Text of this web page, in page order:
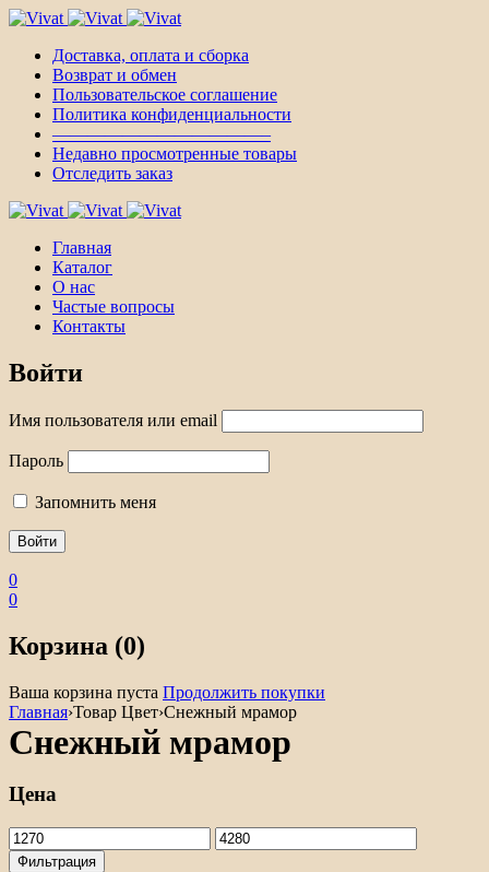
Доставка, оплата и сборка
Возврат и обмен
Пользовательское соглашение
Политика конфиденциальности
————————————–
Недавно просмотренные товары
Отследить заказ
Главная
Каталог
О нас
Частые вопросы
Контакты
Войти
Имя пользователя или email
Пароль
Запомнить меня
0
0
Корзина (0)
Ваша корзина пуста Продолжить покупки
Главная›Товар Цвет›Снежный мрамор
Снежный мрамор
Цена
Минимальная
цена
Максимальная
цена
Фильтрация